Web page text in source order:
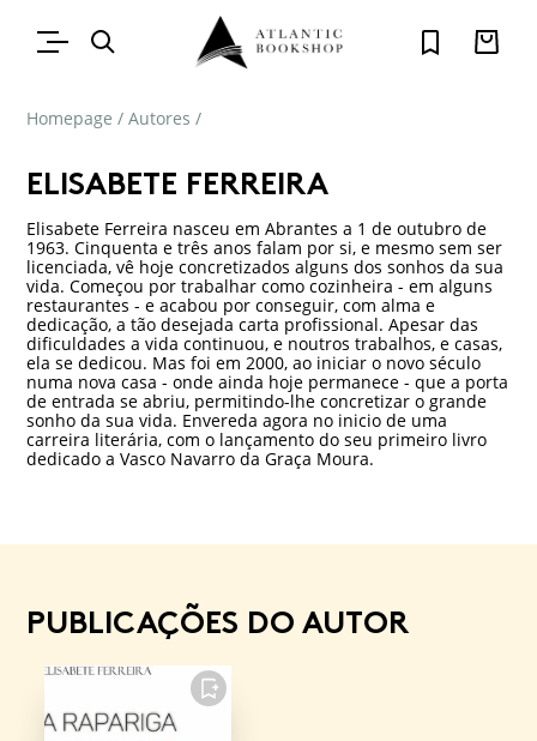
Homepage / Autores /
ELISABETE FERREIRA
Elisabete Ferreira nasceu em Abrantes a 1 de outubro de
1963. Cinquenta e três anos falam por si, e mesmo sem ser
licenciada, vê hoje concretizados alguns dos sonhos da sua
vida. Começou por trabalhar como cozinheira - em alguns
restaurantes - e acabou por conseguir, com alma e
dedicação, a tão desejada carta profissional. Apesar das
dificuldades a vida continuou, e noutros trabalhos, e casas,
ela se dedicou. Mas foi em 2000, ao iniciar o novo século
numa nova casa - onde ainda hoje permanece - que a porta
de entrada se abriu, permitindo-lhe concretizar o grande
sonho da sua vida. Envereda agora no inicio de uma
carreira literária, com o lançamento do seu primeiro livro
dedicado a Vasco Navarro da Graça Moura.
PUBLICAÇÕES DO AUTOR
FAVORITO